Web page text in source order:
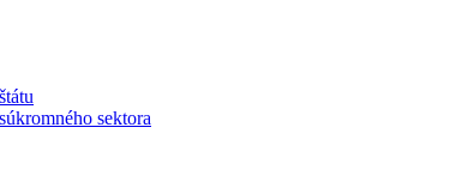
sektora